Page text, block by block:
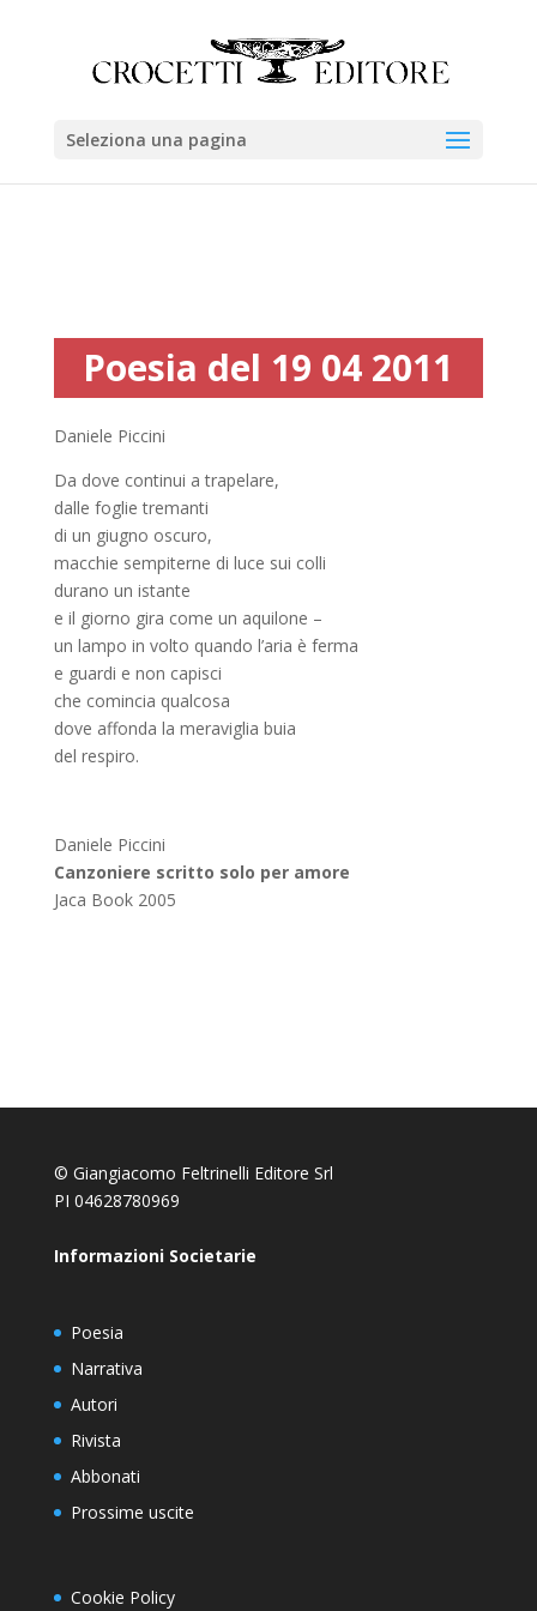
Seleziona una pagina
Poesia del 19 04 2011
Daniele Piccini
Da dove continui a trapelare,
dalle foglie tremanti
di un giugno oscuro,
macchie sempiterne di luce sui colli
durano un istante
e il giorno gira come un aquilone –
un lampo in volto quando l’aria è ferma
e guardi e non capisci
che comincia qualcosa
dove affonda la meraviglia buia
del respiro.
Daniele Piccini
Canzoniere scritto solo per amore
Jaca Book 2005
© Giangiacomo Feltrinelli Editore Srl
PI 04628780969
Informazioni Societarie
Poesia
Narrativa
Autori
Rivista
Abbonati
Prossime uscite
Cookie Policy